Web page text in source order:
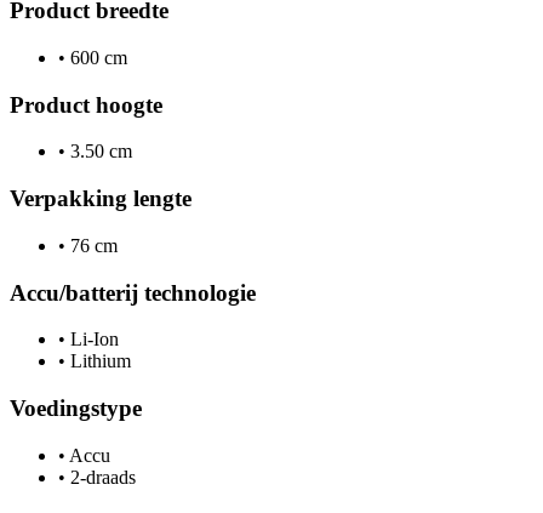
Product breedte
• 600 cm
Product hoogte
• 3.50 cm
Verpakking lengte
• 76 cm
Accu/batterij technologie
• Li-Ion
• Lithium
Voedingstype
• Accu
• 2-draads